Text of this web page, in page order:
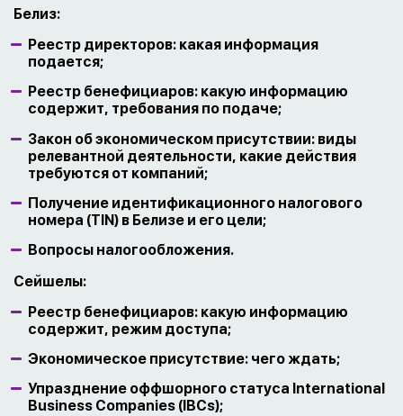
Белиз:
Реестр директоров: какая информация
подается;
Реестр бенефициаров: какую информацию
содержит, требования по подаче;
Закон об экономическом присутствии: виды
релевантной деятельности, какие действия
требуются от компаний;
Получение идентификационного налогового
номера (TIN) в Белизе и его цели;
Вопросы налогообложения.
Сейшелы:
Реестр бенефициаров: какую информацию
содержит, режим доступа;
Экономическое присутствие: чего ждать;
Упразднение оффшорного статуса International
Business Companies (IBCs);